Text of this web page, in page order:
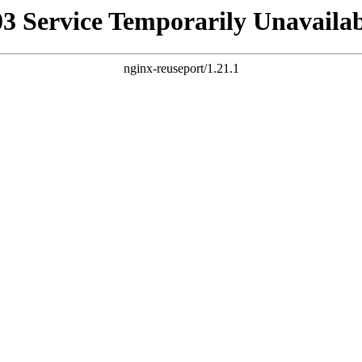
Service Temporarily
nginx-reuseport/1.21.1